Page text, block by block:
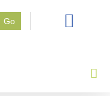
Go